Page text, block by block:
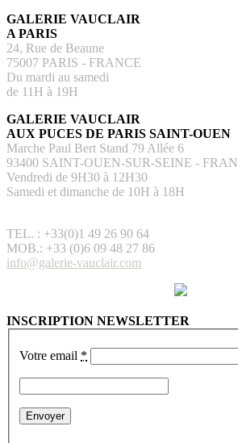
GALERIE VAUCLAIR
A PARIS
24, Rue de Beaune
75007 PARIS - FRANCE
Du mardi au samedi
de 11H à 19H
GALERIE VAUCLAIR
AUX PUCES DE PARIS SAINT-OUEN
Marche Paul Bert Stand 79 Allée 6
93400 SAINT-OUEN-SUR-SEINE -
Vendredi de 9H30 à 12H30
Samedi et dimanche de 10H à 18H
TEL. : +33(0)1 49 26 90 64
MOB.: +33 (0)6 09 48 27 86
info@galerie-vauclair.com
INSCRIPTION NEWSLETTER
Votre email *